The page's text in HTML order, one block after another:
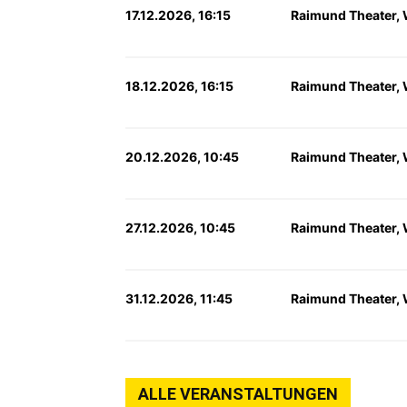
17.12.2026, 16:15 Raimund Theater,
18.12.2026, 16:15 Raimund Theater,
20.12.2026, 10:45 Raimund Theater,
27.12.2026, 10:45 Raimund Theater,
31.12.2026, 11:45 Raimund Theater,
ALLE VERANSTALTUNGEN